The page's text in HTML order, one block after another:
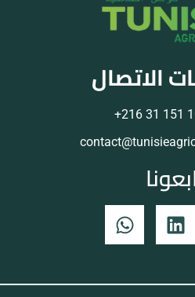
الاتصال
105